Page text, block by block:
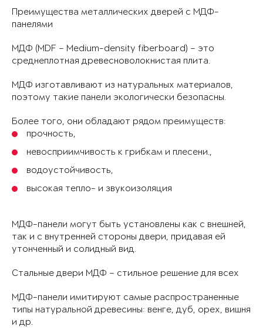
Преимущества металлических дверей с МДФ-
панелями
МДФ (MDF – Medium-density fiberboard) – это
среднеплотная древесноволокнистая плита.
МДФ изготавливают из натуральных материалов,
поэтому такие панели экологически безопасны.
Более того, они обладают рядом преимуществ:
прочность,
невосприимчивость к грибкам и плесени.,
водоустойчивость,
высокая тепло- и звукоизоляция
МДФ-панели могут быть установлены как с внешней,
так и с внутренней стороны двери, придавая ей
утонченный и солидный вид.
Стальные двери МДФ – стильное решение для всех
МДФ-панели имитируют самые распространенные
типы натуральной древесины: венге, дуб, орех, вишня
и др.